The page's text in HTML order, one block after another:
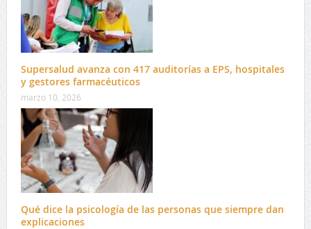
Supersalud avanza con 417 auditorías a EPS, hospitales
y gestores farmacéuticos
marzo 10, 2026
Qué dice la psicología de las personas que siempre dan
explicaciones